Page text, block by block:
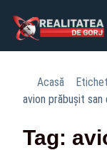
Acasă
avion prăbușit san
Tag: